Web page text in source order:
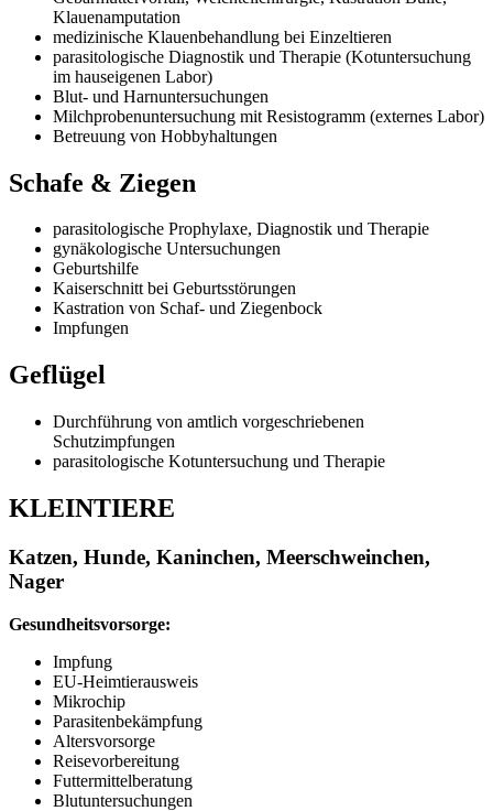
Klauenamputation
medizinische Klauenbehandlung bei Einzeltieren
parasitologische Diagnostik und Therapie (Kotuntersuchung
im hauseigenen Labor)
Blut- und Harnuntersuchungen
Milchprobenuntersuchung mit Resistogramm (externes Labor)
Betreuung von Hobbyhaltungen
Schafe & Ziegen
parasitologische Prophylaxe, Diagnostik und Therapie
gynäkologische Untersuchungen
Geburtshilfe
Kaiserschnitt bei Geburtsstörungen
Kastration von Schaf- und Ziegenbock
Impfungen
Geflügel
Durchführung von amtlich vorgeschriebenen
Schutzimpfungen
parasitologische Kotuntersuchung und Therapie
KLEINTIERE
Katzen, Hunde, Kaninchen, Meerschweinchen,
Nager
Gesundheitsvorsorge:
Impfung
EU-Heimtierausweis
Mikrochip
Parasitenbekämpfung
Altersvorsorge
Reisevorbereitung
Futtermittelberatung
Blutuntersuchungen